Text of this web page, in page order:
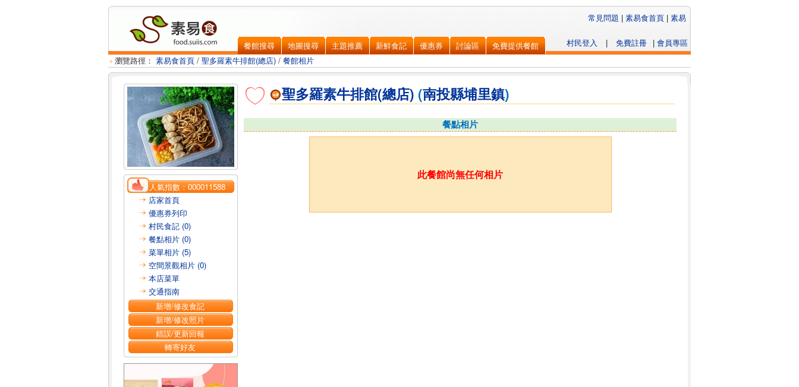
餐館搜尋 地圖搜尋 主題推薦 新鮮食記 優惠券 討論區 免費提供餐館 | 會員專區
免費註冊
|
村民登入
常見問題 | 素易食首頁 | 素易
瀏覽路徑： 素易食首頁 / 聖多羅素牛排館(總店) / 餐館相片
人氣指數：000011588
店家首頁
優惠券列印
村民食記 (0)
餐點相片 (0)
菜單相片 (5)
空間景觀相片 (0)
本店菜單
交通指南
新增/修改食記
新增/修改照片
錯誤/更新回報
轉寄好友
聖多羅素牛排館(總店) (南投縣埔里鎮)
餐點相片
此餐館尚無任何相片